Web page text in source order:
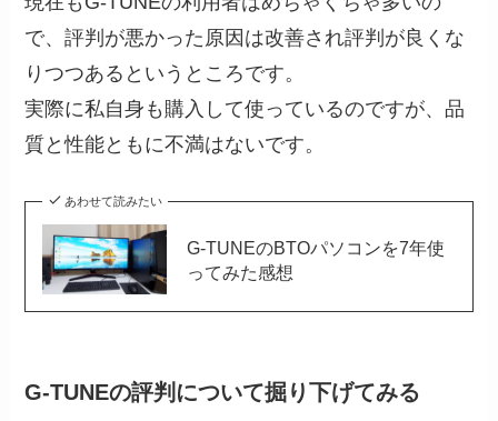
で、評判が悪かった原因は改善され評判が良くな
りつつあるというところです。
実際に私自身も購入して使っているのですが、品
質と性能ともに不満はないです。
あわせて読みたい
G-TUNEのBTOパソコンを7年使
ってみた感想
G-TUNEの評判について掘り下げてみる